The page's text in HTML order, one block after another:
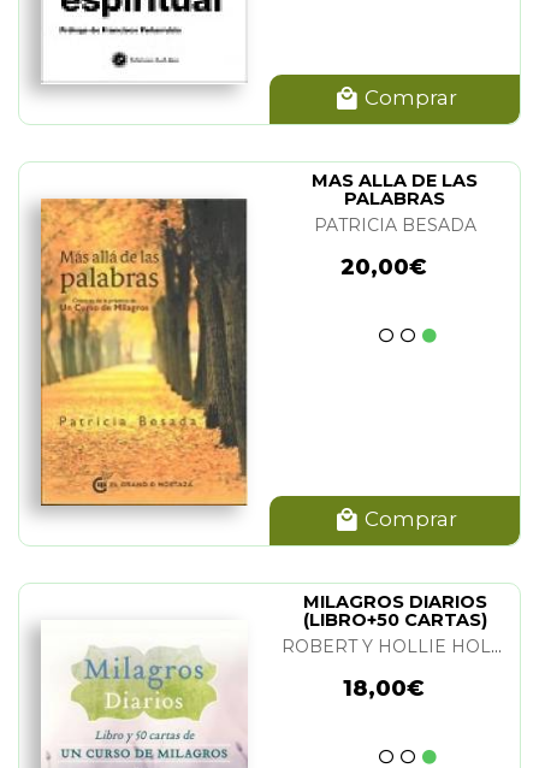
Comprar
MAS ALLA DE LAS
PALABRAS
PATRICIA BESADA
20,00€
Comprar
MILAGROS DIARIOS
(LIBRO+50 CARTAS)
ROBERT Y HOLLIE HOLDEN
18,00€